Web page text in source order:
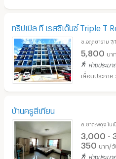
ทริปเปิล ที เรสซิเด๊นซ์ Triple T
ซ.อดุลยาราม
5,800 บา
ห่างประม
บ้านครูสีเทียน
ถ.ชาตะพดุง ใน
3,000 -
350 บาท/วั
ห่างประมา